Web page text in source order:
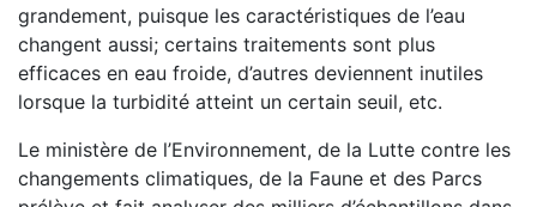
grandement, puisque les caractéristiques de l’eau
changent aussi; certains traitements sont plus
efficaces en eau froide, d’autres deviennent inutiles
lorsque la turbidité atteint un certain seuil, etc.
Le ministère de l’Environnement, de la Lutte contre les
changements climatiques, de la Faune et des Parcs